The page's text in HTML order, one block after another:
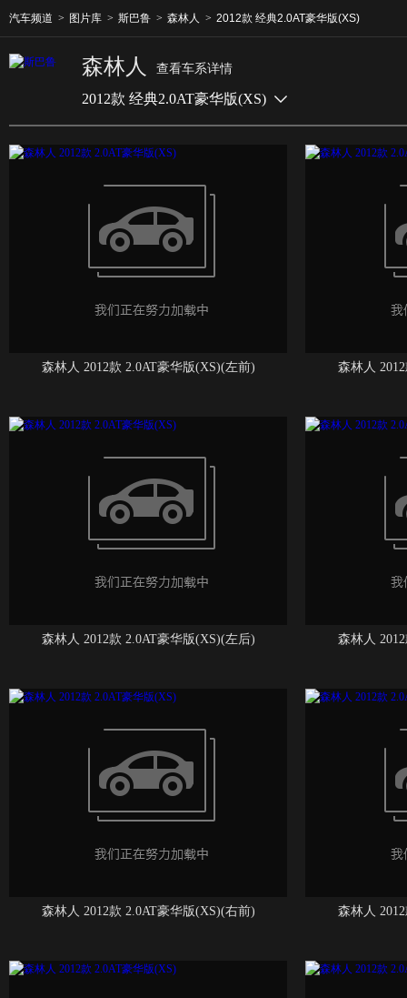
汽车频道 > 图片库 > 斯巴鲁 > 森林人 > 2012款 经典2.0AT豪华版(XS)
森林人 查看车系详情
2012款 经典2.0AT豪华版(XS)
森林人 2012款 2.0AT豪华版(XS)(左前) 森林人
森林人 2012款 2.0AT豪华版(XS)(左后) 森林人
森林人 2012款 2.0AT豪华版(XS)(右前) 森林人